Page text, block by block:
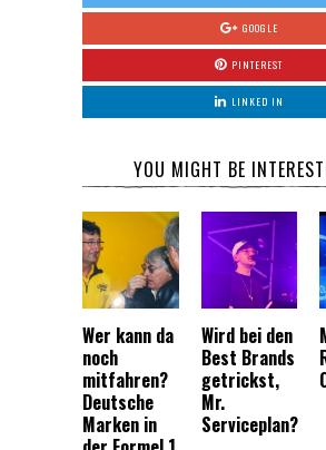
GOOGLE
PINTEREST
LINKED IN
YOU MIGHT BE
Wer kann da
noch
mitfahren?
Deutsche
Marken in
Wird bei den
Best Brands
getrickst,
Mr.
Serviceplan?